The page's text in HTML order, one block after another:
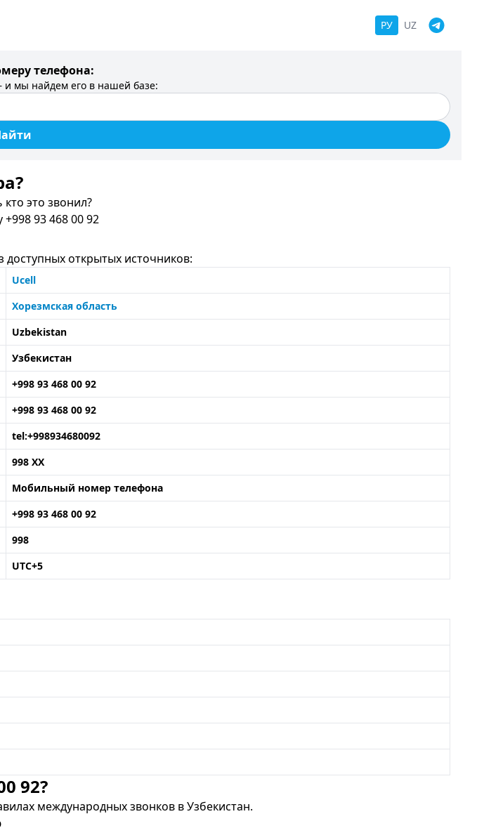
РУ UZ
телефона:
мы найдем его в нашей базе:
это звонил?
93 468 00 92
открытых источников:
Ucell
Хорезмская область
Uzbekistan
Узбекистан
+998 93 468 00 92
+998 93 468 00 92
tel:+998934680092
998 XX
Мобильный номер телефона
+998 93 468 00 92
998
UTC+5
92?
международных звонков в Узбекистан.